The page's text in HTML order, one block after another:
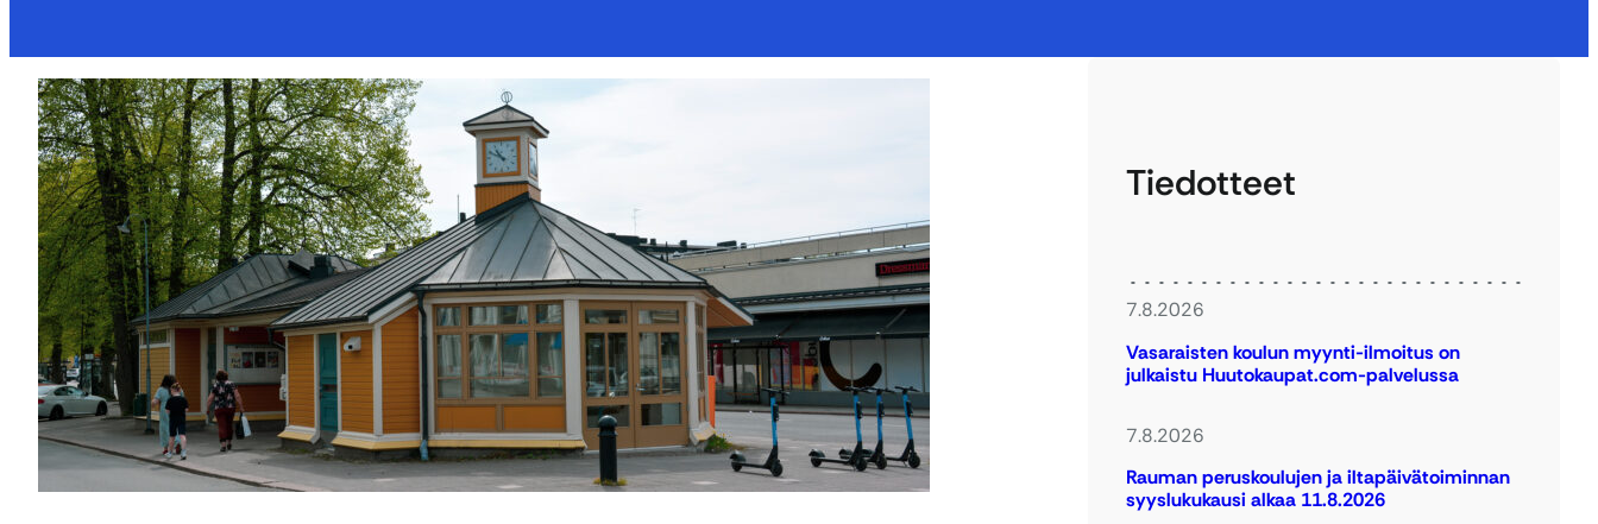
Tiedotteet
7.8.2026
Vasaraisten koulun myynti-ilmoitus on
julkaistu Huutokaupat.com-palvelussa
7.8.2026
Rauman peruskoulujen ja iltapäivätoiminnan
syyslukukausi alkaa 11.8.2026